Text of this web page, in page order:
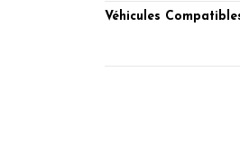
Véhicules